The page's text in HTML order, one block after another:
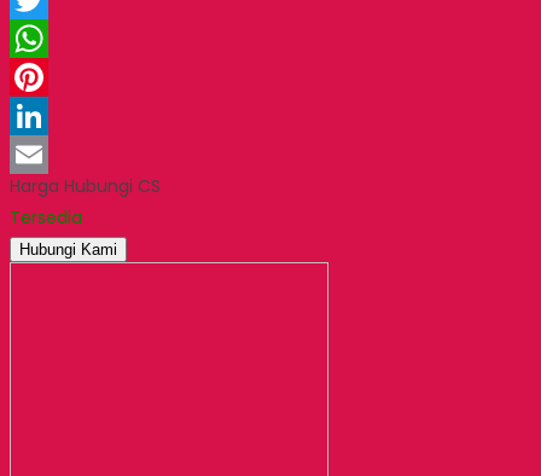
Twitter
WhatsApp
Pinterest
LinkedIn
Email
Harga Hubungi CS
Tersedia
Hubungi Kami